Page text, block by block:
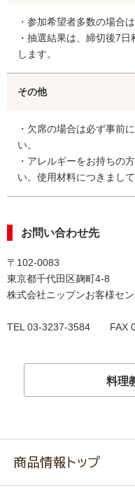
・参加希望者多数の場合
・抽選結果は、締切後7
します。
その他
・欠席の場合は必ず事前
い。
・アレルギーをお持ちの
い。使用材料につきまし
お問い合わせ先
〒102-0083
東京都千代田区麹町4-8
株式会社ニップンお客様セ
TEL 03-3237-3584 FAX
料理
商品情報トップ